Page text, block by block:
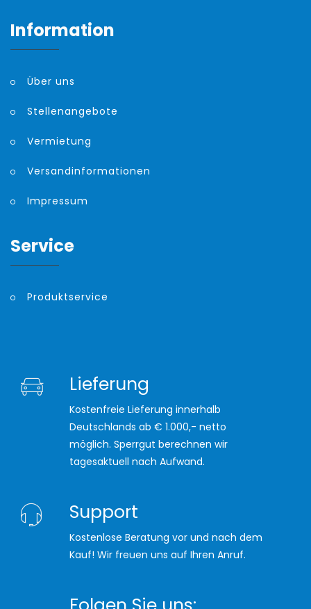
Information
Über uns
Stellenangebote
Vermietung
Versandinformationen
Impressum
Service
Produktservice
Lieferung
Kostenfreie Lieferung innerhalb
Deutschlands ab € 1.000,- netto
möglich. Sperrgut berechnen wir
tagesaktuell nach Aufwand.
Support
Kostenlose Beratung vor und nach dem
Kauf! Wir freuen uns auf Ihren Anruf.